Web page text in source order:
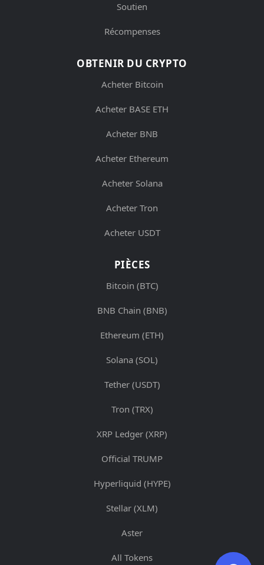
Soutien
Récompenses
OBTENIR DU CRYPTO
Acheter Bitcoin
Acheter BASE ETH
Acheter BNB
Acheter Ethereum
Acheter Solana
Acheter Tron
Acheter USDT
PIÈCES
Bitcoin (BTC)
BNB Chain (BNB)
Ethereum (ETH)
Solana (SOL)
Tether (USDT)
Tron (TRX)
XRP Ledger (XRP)
Official TRUMP
Hyperliquid (HYPE)
Stellar (XLM)
Aster
All Tokens